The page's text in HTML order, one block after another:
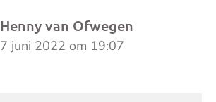
Henny van Ofwegen
7 juni 2022 om 19:07